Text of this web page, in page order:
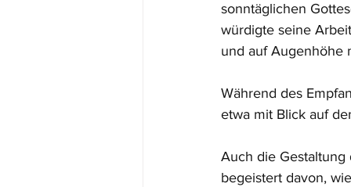
sonntäglichen
würdigte seine
und auf Augenhöhe
Während des
etwa mit Blick auf
Auch die Gestaltung
begeistert davon,